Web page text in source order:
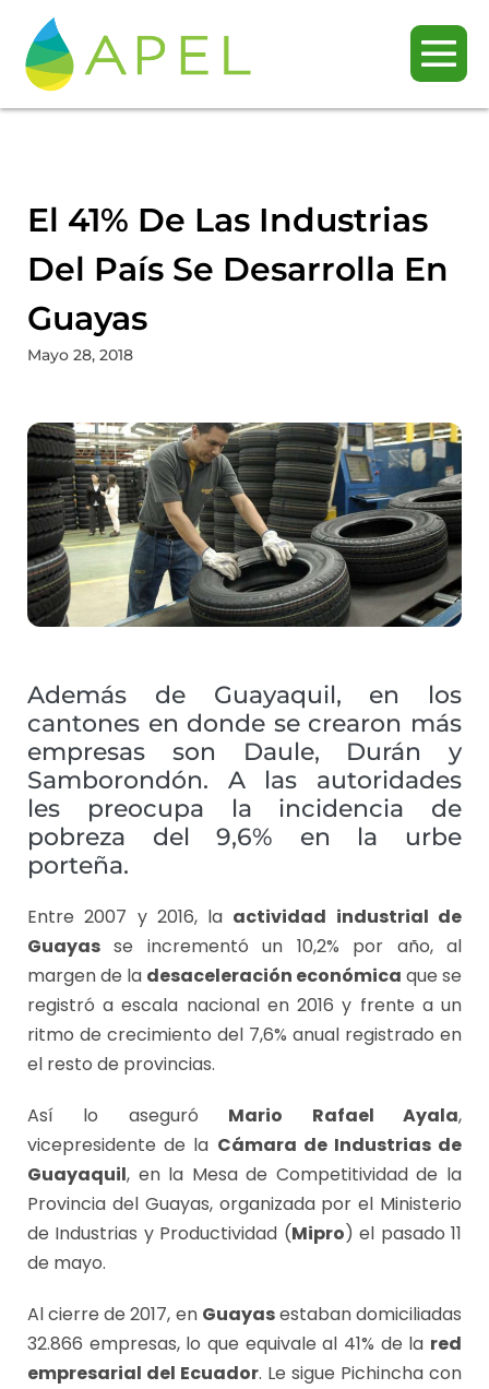
El 41% De Las Industrias
Del País Se Desarrolla En
Guayas
Mayo 28, 2018
Además de Guayaquil, en los
cantones en donde se crearon más
empresas son Daule, Durán y
Samborondón. A las autoridades
les preocupa la incidencia de
pobreza del 9,6% en la urbe
porteña.
Entre 2007 y 2016, la actividad industrial de
Guayas se incrementó un 10,2% por año, al
margen de la desaceleración económica que se
registró a escala nacional en 2016 y frente a un
ritmo de crecimiento del 7,6% anual registrado en
el resto de provincias.
Así lo aseguró Mario Rafael Ayala,
vicepresidente de la Cámara de Industrias de
Guayaquil, en la Mesa de Competitividad de la
Provincia del Guayas, organizada por el Ministerio
de Industrias y Productividad (Mipro) el pasado 11
de mayo.
Al cierre de 2017, en Guayasestaban domiciliadas
32.866 empresas, lo que equivale al 41% de la red
empresarial del Ecuador. Le sigue Pichincha con